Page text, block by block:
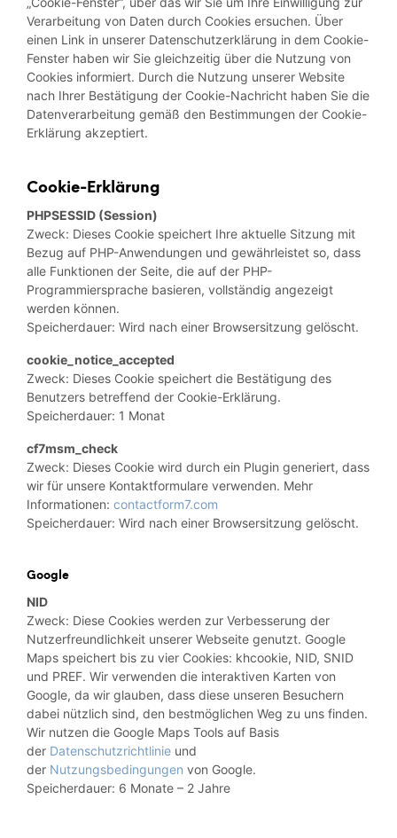
Verarbeitung von Daten durch Cookies ersuchen. Über
einen Link in unserer Datenschutzerklärung in dem Cookie-
Fenster haben wir Sie gleichzeitig über die Nutzung von
Cookies informiert. Durch die Nutzung unserer Website
nach Ihrer Bestätigung der Cookie-Nachricht haben Sie die
Datenverarbeitung gemäß den Bestimmungen der Cookie-
Erklärung akzeptiert.
Cookie-Erklärung
PHPSESSID (Session)
Zweck: Dieses Cookie speichert Ihre aktuelle Sitzung mit
Bezug auf PHP-Anwendungen und gewährleistet so, dass
alle Funktionen der Seite, die auf der PHP-
Programmiersprache basieren, vollständig angezeigt
werden können.
Speicherdauer: Wird nach einer Browsersitzung gelöscht.
cookie_notice_accepted
Zweck: Dieses Cookie speichert die Bestätigung des
Benutzers betreffend der Cookie-Erklärung.
Speicherdauer: 1 Monat
cf7msm_check
Zweck: Dieses Cookie wird durch ein Plugin generiert, dass
wir für unsere Kontaktformulare verwenden. Mehr
Informationen: contactform7.com
Speicherdauer: Wird nach einer Browsersitzung gelöscht.
Google
NID
Zweck: Diese Cookies werden zur Verbesserung der
Nutzerfreundlichkeit unserer Webseite genutzt. Google
Maps speichert bis zu vier Cookies: khcookie, NID, SNID
und PREF. Wir verwenden die interaktiven Karten von
Google, da wir glauben, dass diese unseren Besuchern
dabei nützlich sind, den bestmöglichen Weg zu uns finden.
Wir nutzen die Google Maps Tools auf Basis
der Datenschutzrichtlinie und
der Nutzungsbedingungen von Google.
Speicherdauer: 6 Monate – 2 Jahre